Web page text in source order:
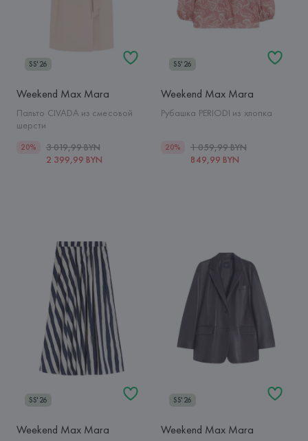
SS'26
Weekend Max Mara
Пальто CIVADA из смесовой
шерсти
20%
3 019,99 BYN
2 399,99 BYN
SS'26
Weekend Max Mara
Рубашка PERIODI из хлопка
20%
1 059,99 BYN
849,99 BYN
SS'26
Weekend Max Mara
SS'26
Weekend Max Mara